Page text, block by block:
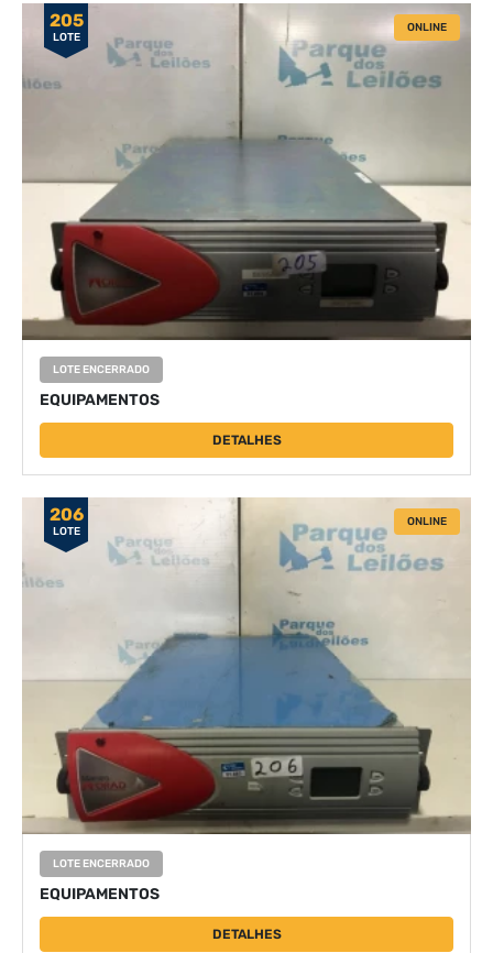
205
LOTE
ONLINE
LOTE ENCERRADO
EQUIPAMENTOS
DETALHES
206
LOTE
ONLINE
LOTE ENCERRADO
EQUIPAMENTOS
DETALHES